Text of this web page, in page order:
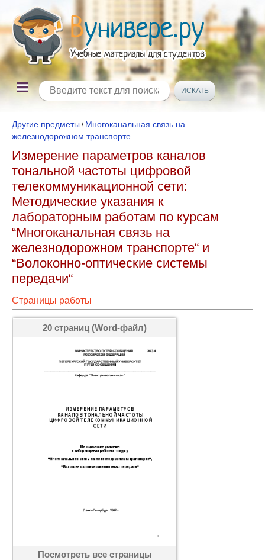
Другие предметы \ Многоканальная связь на
железнодорожном транспорте
Измерение параметров каналов
тональной частоты цифровой
телекоммуникационной сети:
Методические указания к
лабораторным работам по курсам
“Многоканальная связь на
железнодорожном транспорте“ и
“Волоконно-оптические системы
передачи“
Страницы работы
20 страниц (Word-файл)
Посмотреть все страницы